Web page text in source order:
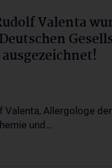
Valenta
Allergologe
und…